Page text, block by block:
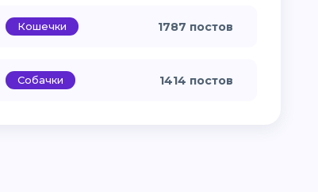
Кошечки 1787 постов
Собачки 1414 постов